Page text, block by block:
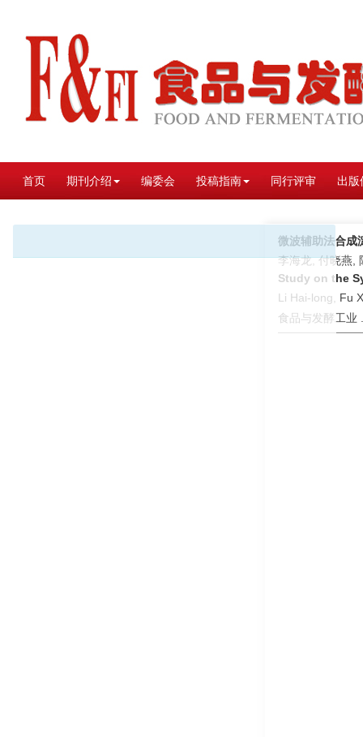
首页 期刊介绍 编委会 投稿指南 同行评审 出版
微波辅助法合成
李海龙, 付晓燕,
Study on the
Li Hai-long, Fu
食品与发酵工业